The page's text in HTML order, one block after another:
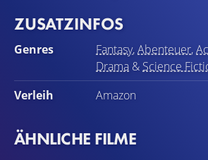
ZUSATZINFOS
Genres Fantasy,Abenteuer,
Drama & Science
Verleih
Amazon
ÄHNLICHE FILME